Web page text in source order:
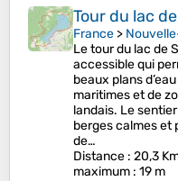
Tour du lac
France >
Le tour du lac de
accessible qui
beaux plans
maritimes et de
landais. Le
berges calmes et
de…
Distance : 20,3
maximum : 19 m